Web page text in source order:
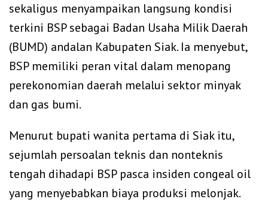
sekaligus menyampaikan langsung kondisi
terkini BSP sebagai Badan Usaha Milik Daerah
(BUMD) andalan Kabupaten Siak. Ia menyebut,
BSP memiliki peran vital dalam menopang
perekonomian daerah melalui sektor minyak
dan gas bumi.
Menurut bupati wanita pertama di Siak itu,
sejumlah persoalan teknis dan nonteknis
tengah dihadapi BSP pasca insiden congeal oil
yang menyebabkan biaya produksi melonjak.